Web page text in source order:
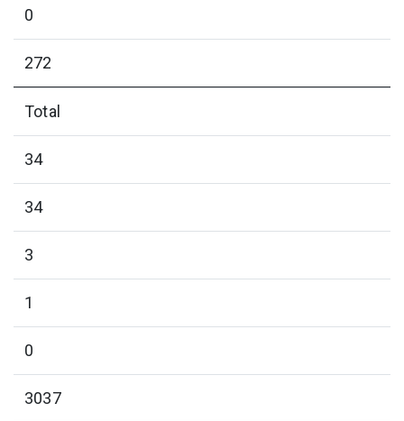
0
272
Total
34
34
3
1
0
3037